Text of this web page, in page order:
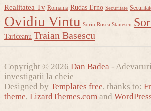
Realitatea Tv Romania Rudas Erno Securitate
Ovidiu Vintu Sorin Rosca Stanescu
Tariceanu Traian Basescu
Copyright © 2026 Dan Badea -
investigatii la cheie
Designed by Templates free, thanks to:
theme, LizardThemes.comand